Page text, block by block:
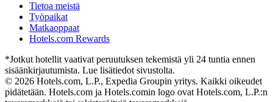
Tietoa meistä
Työpaikat
Matkaoppaat
Hotels.com Rewards
*Jotkut hotellit vaativat peruutuksen tekemistä yli 24 tuntia ennen
sisäänkirjautumista. Lue lisätiedot sivustolta.
© 2026 Hotels.com, L.P., Expedia Groupin yritys. Kaikki oikeudet
pidätetään. Hotels.com ja Hotels.comin logo ovat Hotels.com, L.P.:n